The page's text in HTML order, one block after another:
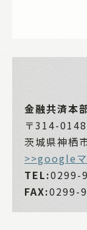
金融共済本
〒314-0148
茨城県神栖
>>googleマ
TEL:0299-
FAX:0299-